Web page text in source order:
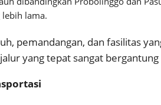
lama.
pemandangan, dan fasilitas
yang tepat sangat